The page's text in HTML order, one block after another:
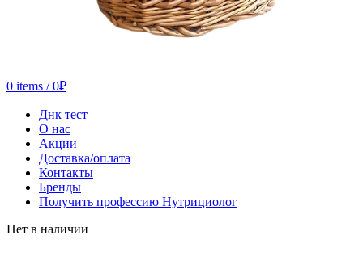
0 items / 0₽
Днк тест
О нас
Акции
Доставка/оплата
Контакты
Бренды
Получить профессию Нутрициолог
Нет в наличии